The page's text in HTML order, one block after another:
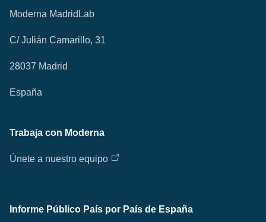
Moderna MadridLab
C/ Julián Camarillo, 31
28037 Madrid
España
Trabaja con Moderna
Únete a nuestro equipo
Informe Público País por País de España